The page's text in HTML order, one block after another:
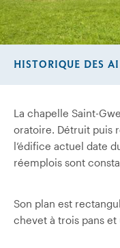
La chapelle Saint-
oratoire. Détruit puis
l’édifice actuel date
réemplois sont
Son plan est
chevet à trois pans et
HISTORIQUE DES